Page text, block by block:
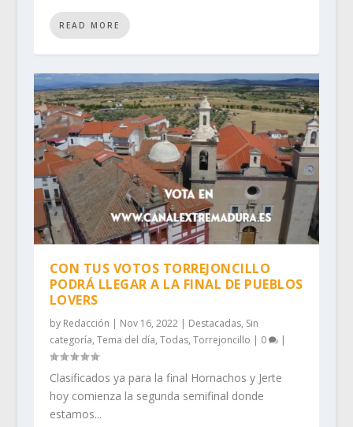
READ MORE
CON TUS VOTOS TORREJONCILLO
PODRÁ LLEGAR A LA FINAL DE PUEBLOS
LOVERS
by Redacción | Nov 16, 2022| Destacadas, Sin
categoría, Tema del día, Todas, Torrejoncillo | 0 |
Clasificados ya para la final Hornachos y Jerte
hoy comienza la segunda semifinal donde
estamos...